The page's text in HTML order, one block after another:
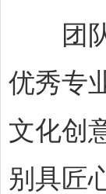
团队
优秀专
文化创
别具匠